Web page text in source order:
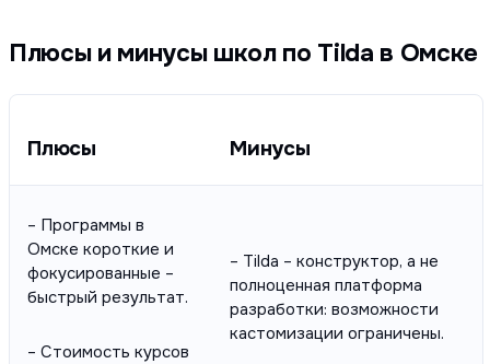
Плюсы и минусы школ по Tilda в Омске
Плюсы Минусы
– Программы в
Омске короткие и
фокусированные –
быстрый результат.
– Стоимость курсов
– Tilda – конструктор, а не
полноценная платформа
разработки: возможности
кастомизации ограничены.